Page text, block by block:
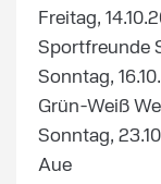
Freitag,
Sportfreunde
Sonntag,
Grün-Weiß
Sonntag,
Aue